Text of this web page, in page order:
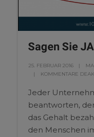
Sagen Sie
25. FEBRUAR 2016
KOMMENTARE
Jeder
beantworten,
das Gehalt
den Menschen